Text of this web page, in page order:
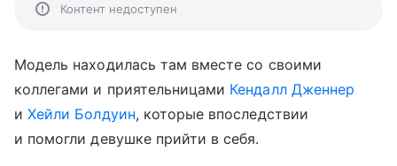
Контент недоступен
Модель находилась там вместе со своими
коллегами и приятельницами Кендалл Дженнер
иХейли Болдуин, которые впоследствии
и помогли девушке прийти в себя.